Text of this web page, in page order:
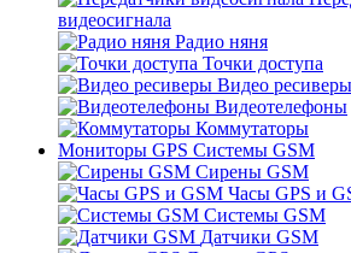
видеосигнала
Радио няня
Точки доступа
Видео ресиверы
Видеотелефоны
Коммутаторы
Мониторы GPS Системы GSM
Сирены GSM
Часы GPS и
Системы GSM
Датчики GSM